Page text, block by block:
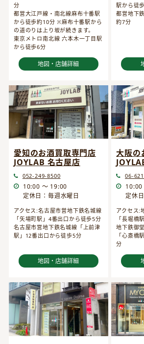
分
都営大江戸線・南北線麻布十番駅
から徒歩約10分 ※麻布十番駅から
の道のりは上り坂が続きます。
東京メトロ南北線 六本木一丁目駅
から徒歩6分
地図・店舗詳細
駅から徒
都営地下
約7分
愛知のお酒買取専門店
JOYLAB 名古屋店
052-249-8500
10:00 ～ 19:00
定休日：毎週水曜日
アクセス:名古屋市営地下鉄名城線
「矢場町駅」4番出口から徒歩5分
名古屋市営地下鉄名城線「上前津
駅」12番出口から徒歩5分
地図・店舗詳細
大阪の
06-
定休
アクセス:
「長堀橋
地下鉄御
「心斎橋
分